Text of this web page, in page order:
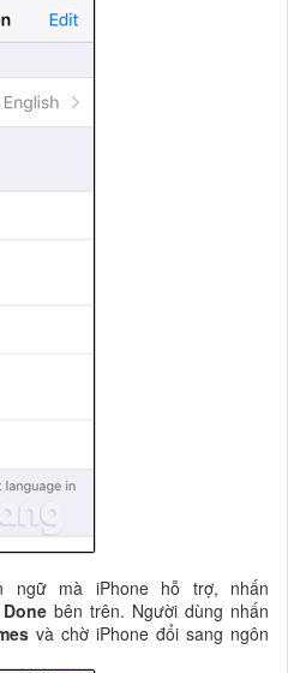
ngữ mà iPhone hỗ trợ, nhấn
bên trên. Người dùng nhấn
và chờ iPhone đổi sang ngôn